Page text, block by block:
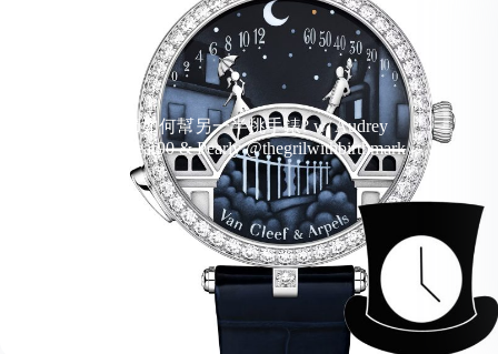
情人節如何幫另一半挑手錶? w/ Audrey
@tinglebear90 & Pearly @thegrilwithbirthmark